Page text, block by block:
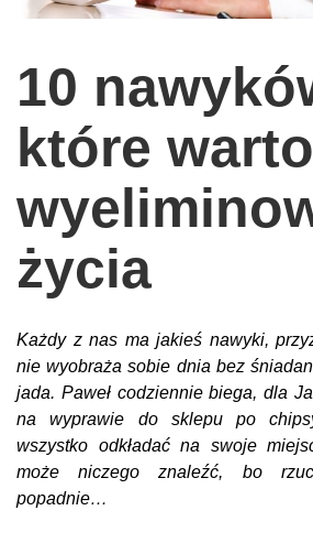
edukacja
Odżywianie
Inspiracje
podróże
zrób to sam
EKO – Styl
kuchnia
praca
10
które warto
życia
Każdy z nas ma jakieś nawyki,
nie wyobraża sobie dnia bez
jada. Paweł codziennie biega, dla
na wyprawie do sklepu po
wszystko odkładać na swoje
może niczego znaleźć, bo
popadnie…